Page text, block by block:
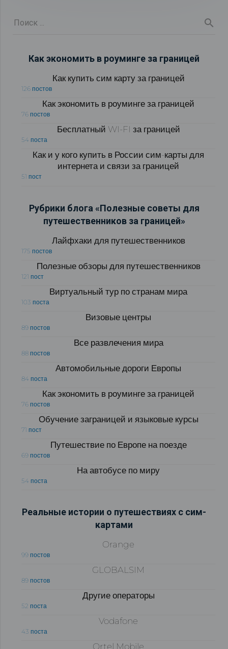
Как экономить в роуминге за границей
Как купить сим карту за границей
126 постов
Как экономить в роуминге за границей
76 постов
Бесплатный WI-FI за границей
54 поста
Как и у кого купить в России сим-карты для
интернета и связи за границей
51 пост
Рубрики блога «Полезные советы для
путешественников за границей»
Лайфхаки для путешественников
175 постов
Полезные обзоры для путешественников
121 пост
Виртуальный тур по странам мира
103 поста
Визовые центры
89 постов
Все развлечения мира
88 постов
Автомобильные дороги Европы
84 поста
Как экономить в роуминге за границей
76 постов
Обучение заграницей и языковые курсы
71 пост
Путешествие по Европе на поезде
69 постов
На автобусе по миру
54 поста
Реальные истории о путешествиях с сим-
картами
Orange
99 постов
GLOBALSIM
89 постов
Другие операторы
52 поста
Vodafone
43 поста
Ortel Mobile